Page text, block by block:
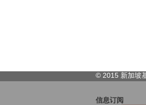
© 2015 新加坡
信息订阅